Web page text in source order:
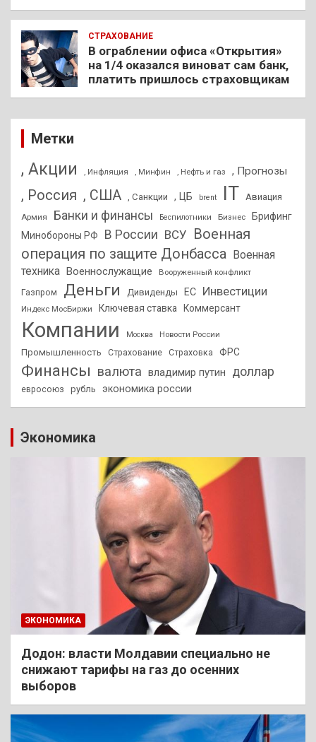
СТРАХОВАНИЕ
В ограблении офиса «Открытия»
на 1/4 оказался виноват сам банк,
платить пришлось страховщикам
Метки
, Акции , Инфляция , Минфин , Нефть и газ , Прогнозы
, Россия , США , Санкции , ЦБ brent IT Авиация
Армия Банки и финансы Беспилотники Бизнес
Брифинг
Минобороны РФ
В России ВСУ
Военная
операция по защите Донбасса
Военная
техника
Военнослужащие Вооруженный конфликт
Газпром Деньги Дивиденды ЕС Инвестиции
Индекс МосБиржи Ключевая ставка Коммерсант
Компании Москва Новости России
Промышленность Страхование Страховка ФРС
Финансы валюта владимир путин доллар
евросоюз рубль экономика россии
Экономика
ЭКОНОМИКА
Додон: власти Молдавии специально не
снижают тарифы на газ до осенних
выборов